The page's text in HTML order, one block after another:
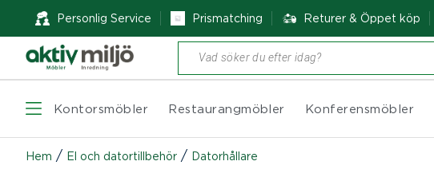
Personlig Service Prismatching Returer & Öppet köp
Produktsökning
Kontorsmöbler Restaurangmöbler Konferensmöbler
Hem / El och datortillbehör / Datorhållare